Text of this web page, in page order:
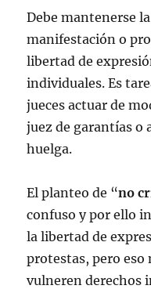
Debe mantenerse
manifestación o
libertad de
individuales. Es
jueces actuar de
juez de garantías o
huelga.
El planteo de “no
confuso y por ello
la libertad de
protestas, pero
vulneren derechos